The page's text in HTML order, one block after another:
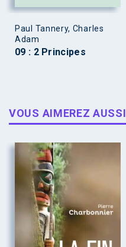
Paul Tannery, Charles
Adam
09 : 2 Principes
VOUS AIMEREZ AUSSI